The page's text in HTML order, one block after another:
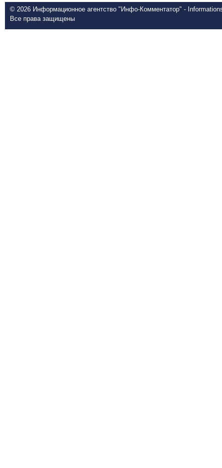
© 2026 Информационное агентство "Инфо-Комментатор" -
Все права защищены